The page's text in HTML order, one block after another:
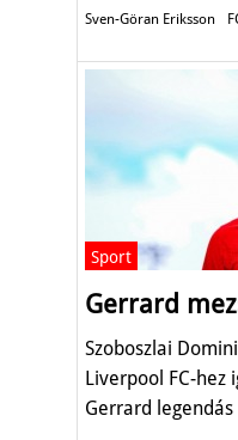
Sven-Göran Eriksson
Sport
Gerrard
Szoboszlai
Liverpool FC-hez
Gerrard